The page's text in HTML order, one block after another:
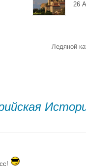
26
Ледяной